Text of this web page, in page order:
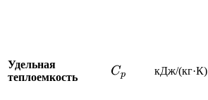
Удельная
теплоемкость
C_p
Cp кДж/(кг·К)